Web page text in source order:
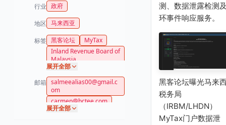
行业 政府
地区 马来西亚
标签 黑客论坛
MyTax
Inland Revenue Board of
Malaysia
展开全部
邮箱 salmeealias00@gmail.c
om
carmen@bctee.com
account@polyscientific.c
展开全部
测、数据泄露检测
环事件响应服务。
黑客论坛曝光马来
税务局
（IRBM/LHDN）
MyTax门户数据泄